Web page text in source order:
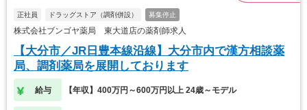
正社員 ドラッグストア（調剤併設） 募集停止
株式会社ブンゴヤ薬局 東大道店の薬剤師求人
【大分市／JR日豊本線沿線】大分市内で漢方相談薬
局、調剤薬局を展開しております
給与 【年収】400万円～600万円以上 24歳～モデル